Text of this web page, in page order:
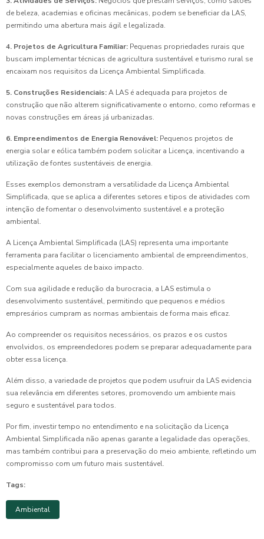
de beleza, academias e oficinas mecânicas, podem se beneficiar da LAS,
permitindo uma abertura mais ágil e legalizada.
4. Projetos de Agricultura Familiar: Pequenas propriedades rurais que
buscam implementar técnicas de agricultura sustentável e turismo rural se
encaixam nos requisitos da Licença Ambiental Simplificada.
5. Construções Residenciais:A LAS é adequada para projetos de
construção que não alterem significativamente o entorno, como reformas e
novas construções em áreas já urbanizadas.
6. Empreendimentos de Energia Renovável: Pequenos projetos de
energia solar e eólica também podem solicitar a Licença, incentivando a
utilização de fontes sustentáveis de energia.
Esses exemplos demonstram a versatilidade da Licença Ambiental
Simplificada, que se aplica a diferentes setores e tipos de atividades com
intenção de fomentar o desenvolvimento sustentável e a proteção
ambiental.
A Licença Ambiental Simplificada (LAS) representa uma importante
ferramenta para facilitar o licenciamento ambiental de empreendimentos,
especialmente aqueles de baixo impacto.
Com sua agilidade e redução da burocracia, a LAS estimula o
desenvolvimento sustentável, permitindo que pequenos e médios
empresários cumpram as normas ambientais de forma mais eficaz.
Ao compreender os requisitos necessários, os prazos e os custos
envolvidos, os empreendedores podem se preparar adequadamente para
obter essa licença.
Além disso, a variedade de projetos que podem usufruir da LAS evidencia
sua relevância em diferentes setores, promovendo um ambiente mais
seguro e sustentável para todos.
Por fim, investir tempo no entendimento e na solicitação da Licença
Ambiental Simplificada não apenas garante a legalidade das operações,
mas também contribui para a preservação do meio ambiente, refletindo um
compromisso com um futuro mais sustentável.
Tags:
Ambiental